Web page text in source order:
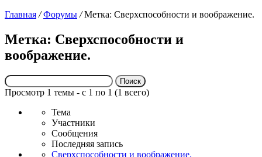
Главная / Форумы / Метка: Сверхспособности и воображение.
Метка: Сверхспособности и
воображение.
Поиск:
Просмотр 1 темы - с 1 по 1 (1 всего)
Тема
Участники
Сообщения
Последняя запись
Сверхспособности и воображение.